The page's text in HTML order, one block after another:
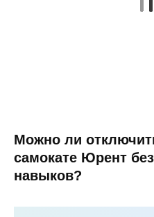
Можно ли
самокате Юрент
навыков?